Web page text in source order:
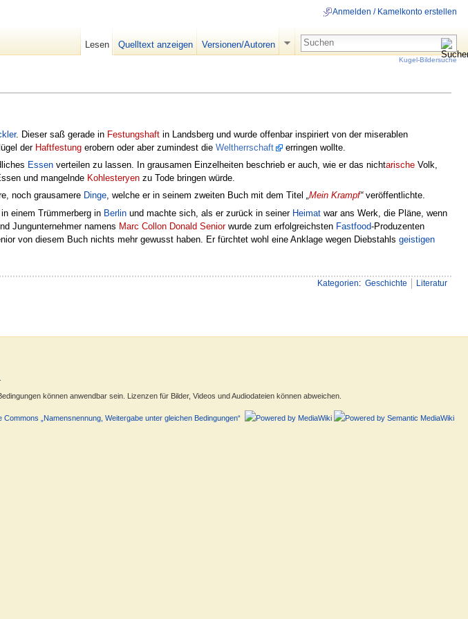
. Dieser saß gerade in Festungshaft in Landsberg und wurde offenbar inspiriert von der miserablen
der Haftfestung erobern oder aber zumindest die Weltherrschaft
erringen wollte.
Essen verteilen zu lassen. In grausamen Einzelheiten beschrieb er auch, wie er das nichtarische Volk,
und mangelnde Kohlesteryen zu Tode bringen würde.
noch grausamere Dinge, welche er in seinem zweiten Buch mit dem Titel „Mein Krampf“veröffentlichte.
einem Trümmerberg in Berlin und machte sich, als er zurück in seiner Heimat war ans Werk, die Pläne, wenn
Jungunternehmer namens Marc Collon Donald Seniorwurde zum erfolgreichsten Fastfood-Produzenten
von diesem Buch nichts mehr gewusst haben. Er fürchtet wohl eine Anklage wegen Diebstahls geistigen
Kategorien: Geschichte Literatur
Anmelden / Kamelkonto erstellen
Lesen Quelltext anzeigen Versionen/Autoren
Kugel-Bildersuche
können anwendbar sein. Lizenzen für Bilder, Videos und Audiodateien können abweichen.